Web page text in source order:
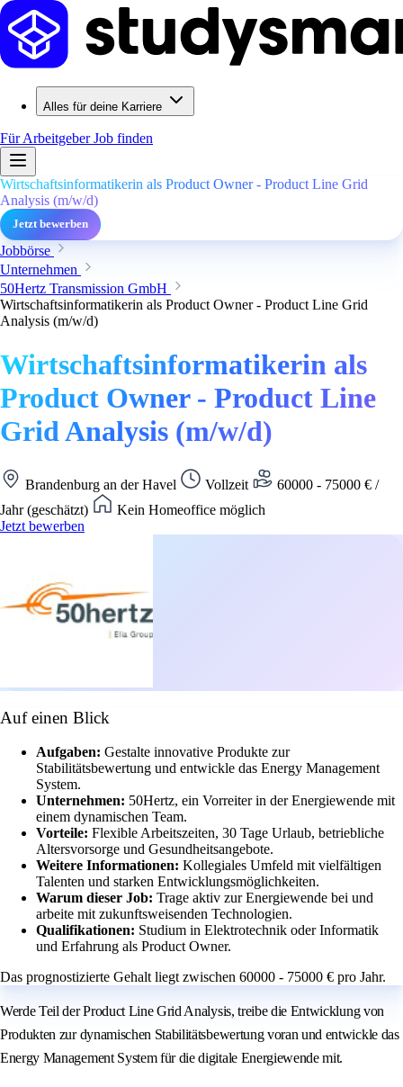
Alles für deine Karriere
Für ArbeitgeberJob finden
Wirtschaftsinformatikerin als Product Owner - Product Line Grid
Analysis (m/w/d)
Jetzt bewerben
Jobbörse
Unternehmen
50Hertz Transmission GmbH
Wirtschaftsinformatikerin als Product Owner - Product Line Grid
Analysis (m/w/d)
Wirtschaftsinformatikerin als
Product Owner - Product Line
Grid Analysis (m/w/d)
Brandenburg an der Havel Vollzeit
60000 - 75000 € /
Jahr (geschätzt)
Kein Homeoffice möglich
Jetzt bewerben
Auf einen Blick
Aufgaben: Gestalte innovative Produkte zur
Stabilitätsbewertung und entwickle das Energy Management
System.
Unternehmen: 50Hertz, ein Vorreiter in der Energiewende mit
einem dynamischen Team.
Vorteile: Flexible Arbeitszeiten, 30 Tage Urlaub, betriebliche
Altersvorsorge und Gesundheitsangebote.
Weitere Informationen: Kollegiales Umfeld mit vielfältigen
Talenten und starken Entwicklungsmöglichkeiten.
Warum dieser Job: Trage aktiv zur Energiewende bei und
arbeite mit zukunftsweisenden Technologien.
Qualifikationen: Studium in Elektrotechnik oder Informatik
und Erfahrung als Product Owner.
Das prognostizierte Gehalt liegt zwischen 60000 - 75000 € pro Jahr.
Werde Teil der Product Line Grid Analysis, treibe die Entwicklung von
Produkten zur dynamischen Stabilitätsbewertung voran und entwickle das
Energy Management System für die digitale Energiewende mit.